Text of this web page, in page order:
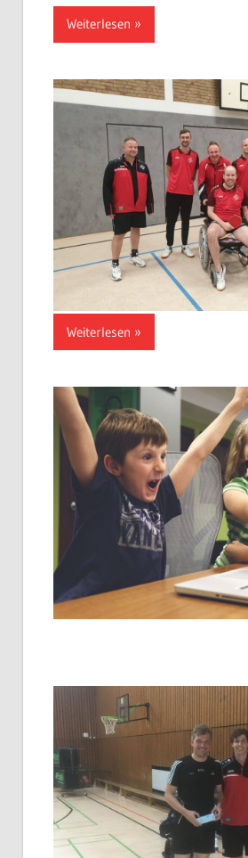
Weiterlesen
Weiterlesen